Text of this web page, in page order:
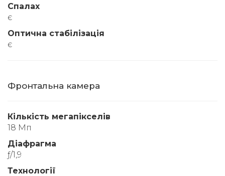
Спалах
є
Оптична стабілізація
є
Фронтальна камера
Кількість мегапікселів
18 Мп
Діафрагма
ƒ/1,9
Технології